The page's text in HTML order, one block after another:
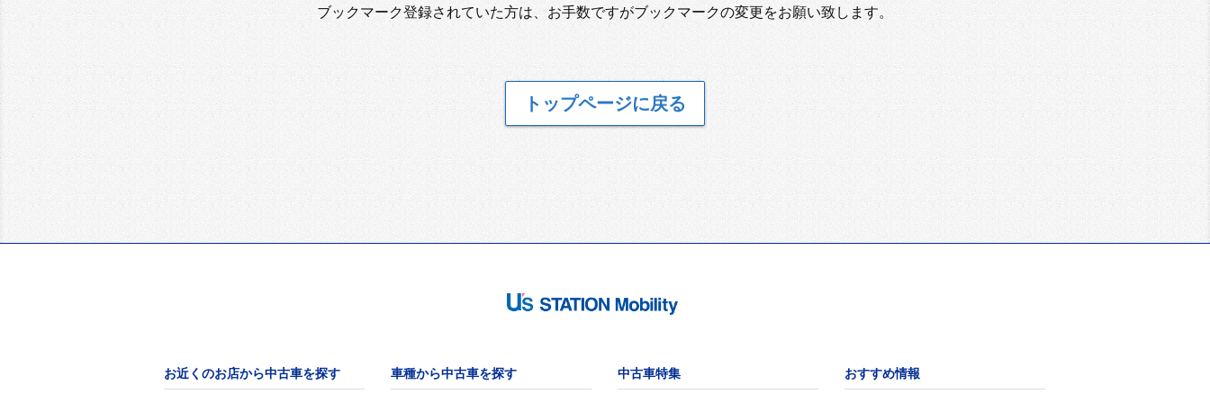
ブックマーク登録されていた方は、お手数ですがブックマークの変更をお願い致します。
トップページに戻る
お近くのお店から中古車を探す 車種から中古車を探す 中古車特集 おすすめ情報